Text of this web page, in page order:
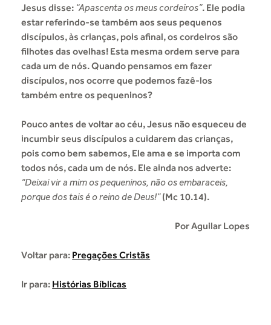
Jesus disse: “Apascenta os meus cordeiros”. Ele podia
estar referindo-se também aos seus pequenos
discípulos, às crianças, pois afinal, os cordeiros são
filhotes das ovelhas! Esta mesma ordem serve para
cada um de nós. Quando pensamos em fazer
discípulos, nos ocorre que podemos fazê-los
também entre os pequeninos?
Pouco antes de voltar ao céu, Jesus não esqueceu de
incumbir seus discípulos a cuidarem das crianças,
pois como bem sabemos, Ele ama e se importa com
todos nós, cada um de nós. Ele ainda nos adverte:
“Deixai vir a mim os pequeninos, não os embaraceis,
porque dos tais é o reino de Deus!”(Mc 10.14).
Por Aguilar Lopes
Voltar para: Pregações Cristãs
Ir para: Histórias Bíblicas